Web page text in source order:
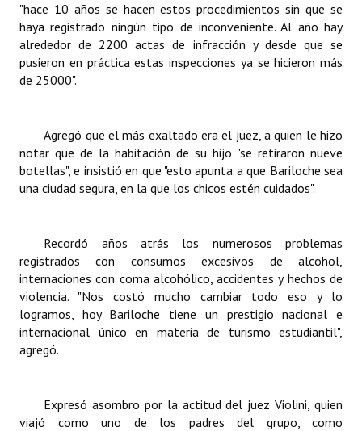
"hace 10 años se hacen estos procedimientos sin que se
haya registrado ningún tipo de inconveniente. Al año hay
alrededor de 2200 actas de infracción y desde que se
pusieron en práctica estas inspecciones ya se hicieron más
de 25000".
Agregó que el más exaltado era el juez, a quien le hizo
notar que de la habitación de su hijo "se retiraron nueve
botellas", e insistió en que "esto apunta a que Bariloche sea
una ciudad segura, en la que los chicos estén cuidados".
Recordó años atrás los numerosos problemas
registrados con consumos excesivos de alcohol,
internaciones con coma alcohólico, accidentes y hechos de
violencia. "Nos costó mucho cambiar todo eso y lo
logramos, hoy Bariloche tiene un prestigio nacional e
internacional único en materia de turismo estudiantil",
agregó.
Expresó asombro por la actitud del juez Violini, quien
viajó como uno de los padres del grupo, como